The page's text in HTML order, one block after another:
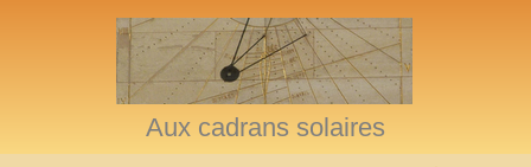
Aux cadrans solaires